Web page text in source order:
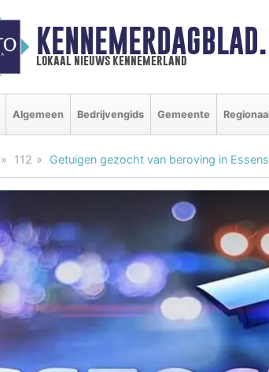
lokaal nieuws kennemerland
Algemeen Bedrijvengids Gemeente
112 Getuigen gezocht van beroving in